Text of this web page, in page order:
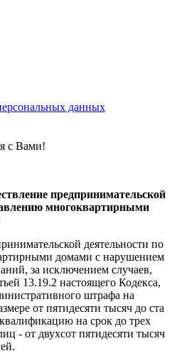
данных
с Вами!
предпринимательской
многоквартирными
деятельности по
домами с нарушением
за исключением случаев,
13.19.2 настоящего Кодекса,
штрафа на
от пятидесяти тысяч до ста
на срок до трех
- от двухсот пятидесяти тысяч